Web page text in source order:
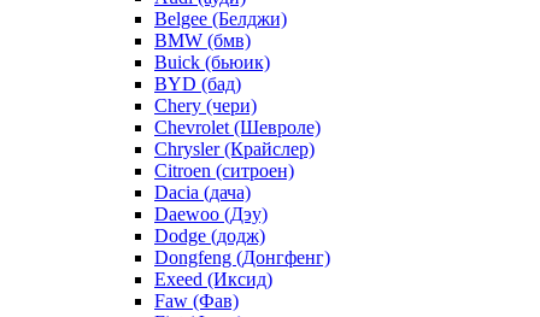
Belgee (Белджи)
BMW (бмв)
Buick (бьюик)
BYD (бад)
Chery (чери)
Chevrolet (Шевроле)
Chrysler (Крайслер)
Citroen (ситроен)
Dacia (дача)
Daewoo (Дэу)
Dodge (додж)
Dongfeng (Донгфенг)
Exeed (Иксид)
Faw (Фав)